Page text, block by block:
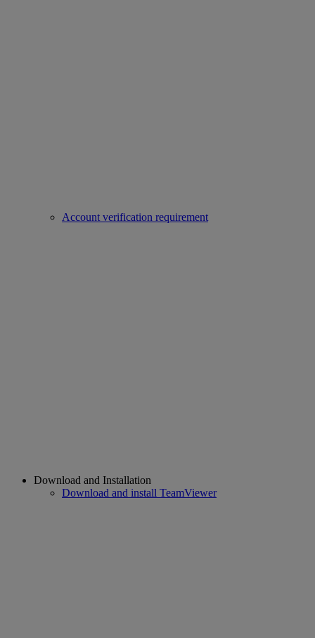
Account verification requirement
Download and Installation
Download and install TeamViewer